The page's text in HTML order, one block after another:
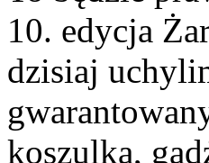
10. edycja
dzisiaj
koszulka,